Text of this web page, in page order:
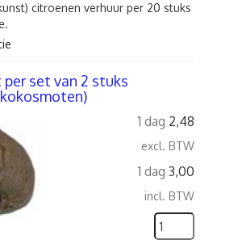
citroenen verhuur per 20 stuks
set van 2 stuks
1 dag 2,48
excl. BTW
1 dag 3,00
incl. BTW